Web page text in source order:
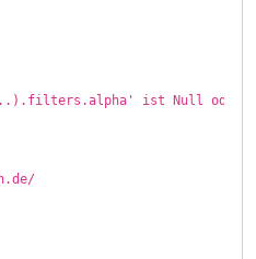
ist Null oder